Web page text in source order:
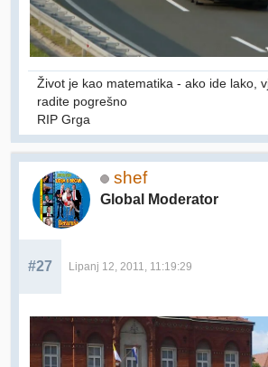
Život je kao matematika - ako ide lako,
radite pogrešno
RIP Grga
shef
Global Moderator
#27 Lipanj 12, 2011, 11:19:29